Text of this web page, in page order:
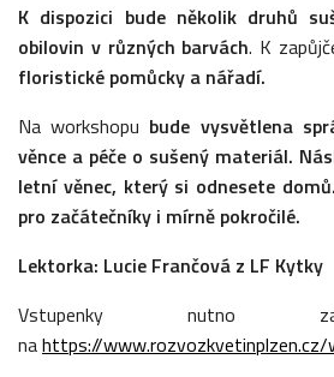
K dispozici bude několik druhů
obilovin v různých barvách. K
floristické pomůcky a nářadí.
Na workshopu bude vysvětlena
věnce a péče o sušený materiál.
letní věnec, který si odnesete
pro začátečníky i mírně pokročilé.
Lektorka: Lucie Frančová z LF Kytky
Vstupenky nutno
nahttps://